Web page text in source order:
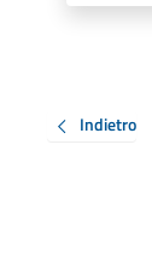
Indietro